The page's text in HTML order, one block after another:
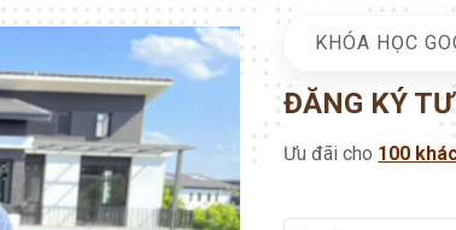
KHÓA HỌC
ĐĂNG KÝ
Ưu đãi cho 100